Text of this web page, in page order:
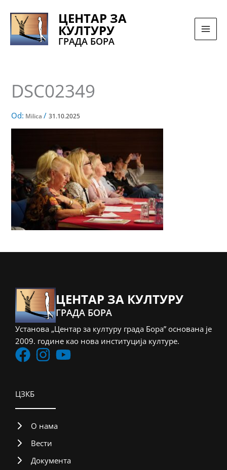
sadržaj
ЦЕНТАР ЗА
КУЛТУРУ
ГРАДА БОРА
DSC02349
Od: Milica/31.10.2025
ЦЕНТАР ЗА КУЛТУРУ
ГРАДА БОРА
Установа „Центар за културу града Бора” основана је
2009. године као нова институција културе.
ЦЗКБ
О нама
Вести
Документа